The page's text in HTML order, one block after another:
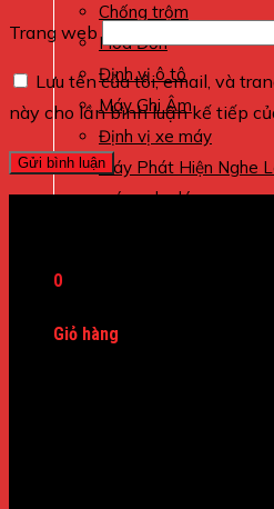
Chống trộm
Hóa Đơn
Định vị ô tô
Máy Ghi Âm
Định vị xe máy
Máy Phát Hiện Nghe
máy nghe lén
0
Giỏ hàng
Trang web
Lưu tên của tôi, email, và
này cho lần bình luận kế tiếp